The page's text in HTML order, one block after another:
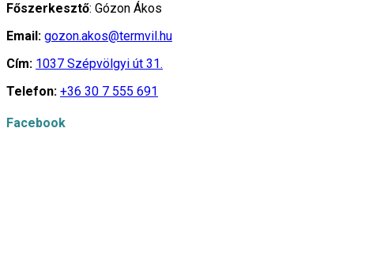
Főszerkesztő: Gózon Ákos
Email: gozon.akos@termvil.hu
Cím: 1037 Szépvölgyi út 31.
Telefon: +36 30 7 555 691
Facebook